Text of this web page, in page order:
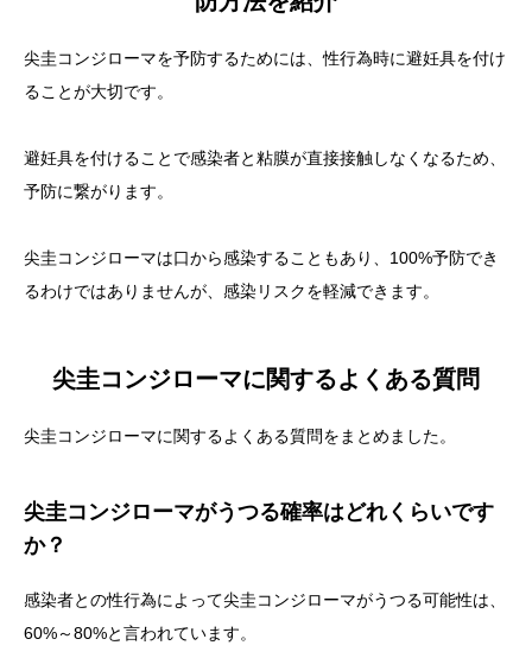
尖圭コンジローマを予防するためには、性行為時に避妊具を付け
ることが大切です。
避妊具を付けることで感染者と粘膜が直接接触しなくなるため、
予防に繋がります。
尖圭コンジローマは口から感染することもあり、100%予防でき
るわけではありませんが、感染リスクを軽減できます。
尖圭コンジローマに関するよくある質問
尖圭コンジローマに関するよくある質問をまとめました。
尖圭コンジローマがうつる確率はどれくらいです
か？
感染者との性行為によって尖圭コンジローマがうつる可能性は、
60%～80%と言われています。